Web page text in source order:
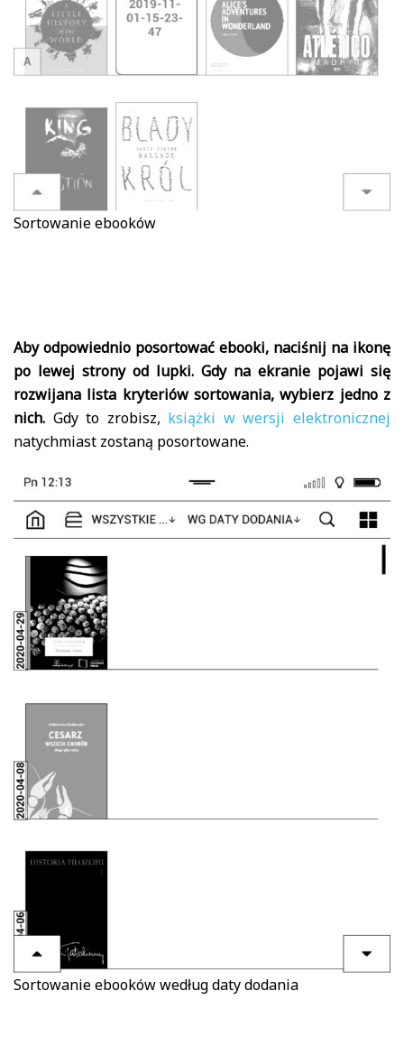
Sortowanie ebooków
Aby odpowiednio posortować ebooki, naciśnij na ikonę
po lewej strony od lupki. Gdy na ekranie pojawi się
rozwijana lista kryteriów sortowania, wybierz jedno z
nich. Gdy to zrobisz, książki w wersji elektronicznej
natychmiast zostaną posortowane.
Sortowanie ebooków według daty dodania